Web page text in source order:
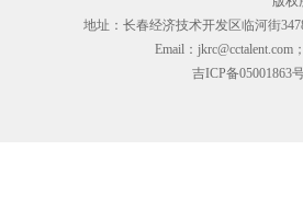
地址：长春经济技术开发区临河街
Email：jkrc@cctalent.com
吉ICP备05001863